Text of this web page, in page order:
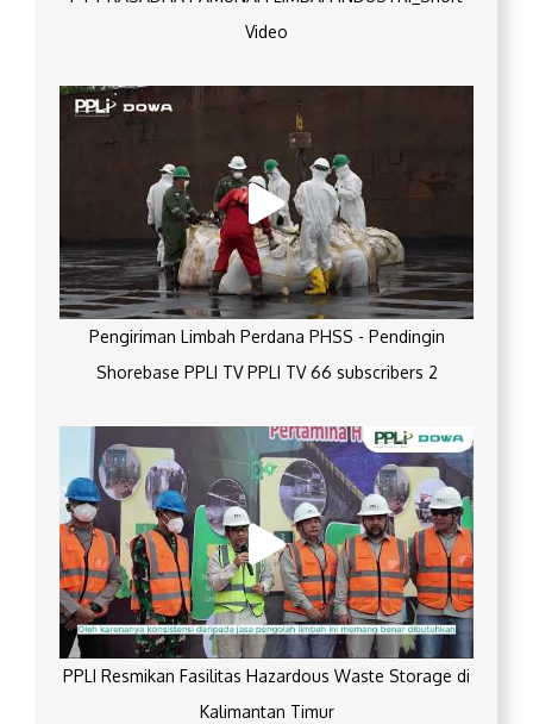
Video
Pengiriman Limbah Perdana PHSS - Pendingin
Shorebase PPLI TV PPLI TV 66 subscribers 2
PPLI Resmikan Fasilitas Hazardous Waste Storage di
Kalimantan Timur